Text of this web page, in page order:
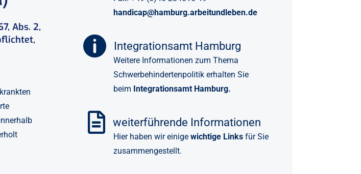
Abs. 2,
handicap@hamburg.arbeitundleben.de
 Integrationsamt Hamburg
Weitere Informationen zum Thema
Schwerbehindertenpolitik erhalten Sie
beim Integrationsamt Hamburg.
 weiterführende Informationen
Hier haben wir einige wichtige Linksfür Sie
zusammengestellt.